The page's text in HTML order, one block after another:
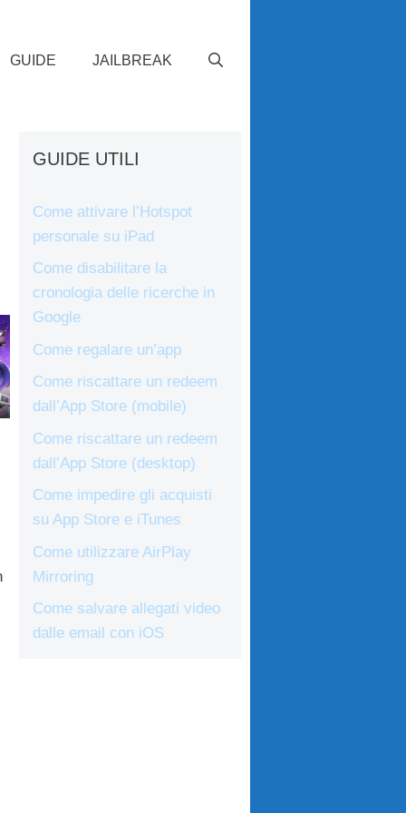
GUIDE JAILBREAK
GUIDE UTILI
Come attivare l’Hotspot
personale su iPad
Come disabilitare la
cronologia delle ricerche in
Google
Come regalare un’app
Come riscattare un redeem
dall’App Store (mobile)
Come riscattare un redeem
dall’App Store (desktop)
Come impedire gli acquisti
su App Store e iTunes
Come utilizzare AirPlay
Mirroring
Come salvare allegati video
dalle email con iOS